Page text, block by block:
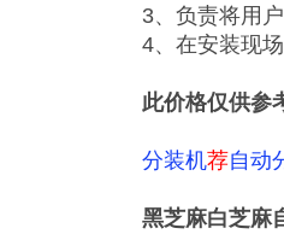
3、负责将用
4、在安装现
此价格仅供参
分装机荐自动
黑芝麻白芝麻